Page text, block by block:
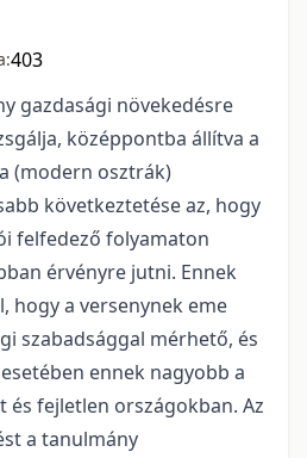
403
gazdasági növekedésre
középpontba állítva a
(modern osztrák)
következtetése az, hogy
felfedező folyamaton
érvényre jutni. Ennek
hogy a versenynek eme
szabadsággal mérhető, és
ennek nagyobb a
és fejletlen országokban. Az
a tanulmány